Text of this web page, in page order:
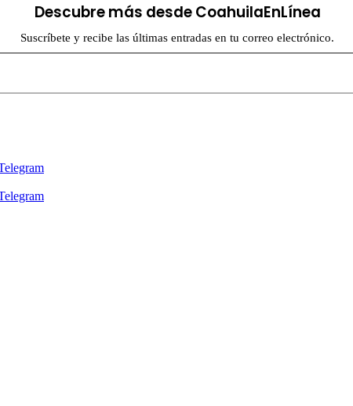
Descubre más desde CoahuilaEnLínea
Suscríbete y recibe las últimas entradas en tu correo electrónico.